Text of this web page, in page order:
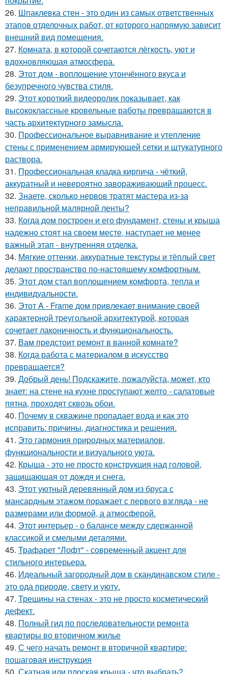
26. Шпаклевка стен - это один из самых ответственных
этапов отделочных работ, от которого напрямую зависит
внешний вид помещения.
27. Комната, в которой сочетаются лёгкость, уют и
вдохновляющая атмосфера.
28. Этот дом - воплощение утончённого вкуса и
безупречного чувства стиля.
29. Этот короткий видеоролик показывает, как
высококлассные кровельные работы превращаются в
часть архитектурного замысла.
30. Профессиональное выравнивание и утепление
стены с применением армирующей сетки и штукатурного
раствора.
31. Профессиональная кладка кирпича - чёткий,
аккуратный и невероятно завораживающий процесс.
32. Знаете, сколько нервов тратят мастера из-за
неправильной малярной ленты?
33. Когда дом построен и его фундамент, стены и крыша
надежно стоят на своем месте, наступает не менее
важный этап - внутренняя отделка.
34. Мягкие оттенки, аккуратные текстуры и тёплый свет
делают пространство по-настоящему комфортным.
35. Этот дом стал воплощением комфорта, тепла и
индивидуальности.
36. Этот A - Frame дом привлекает внимание своей
характерной треугольной архитектурой, которая
сочетает лаконичность и функциональность.
37. Вам предстоит ремонт в ванной комнате?
38. Когда работа с материалом в искусство
превращается?
39. Добрый день! Подскажите, пожалуйста, может, кто
знает: на стене на кухне проступают желто - салатовые
пятна, проходят сквозь обои.
40. Почему в скважине пропадает вода и как это
исправить: причины, диагностика и решения.
41. Это гармония природных материалов,
функциональности и визуального уюта.
42. Крыша - это не просто конструкция над головой,
защищающая от дождя и снега.
43. Этот уютный деревянный дом из бруса с
мансардным этажом поражает с первого взгляда - не
размерами или формой, а атмосферой.
44. Этот интерьер - о балансе между сдержанной
классикой и смелыми деталями.
45. Трафарет "Лофт" - современный акцент для
стильного интерьера.
46. Идеальный загородный дом в скандинавском стиле -
это ода природе, свету и уюту.
47. Трещины на стенах - это не просто косметический
дефект.
48. Полный гид по последовательности ремонта
квартиры во вторичном жилье
49. С чего начать ремонт в вторичной квартире:
пошаговая инструкция